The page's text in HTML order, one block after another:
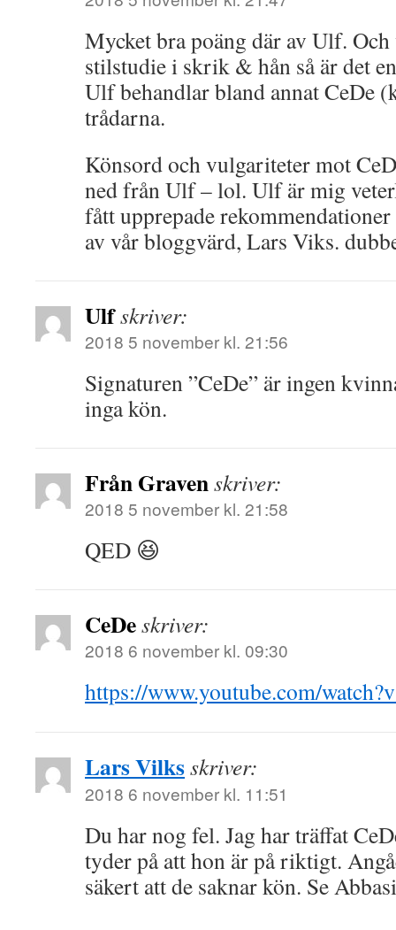
Mycket bra poäng där av Ulf.
stilstudie i skrik & hån så är det
Ulf behandlar bland annat CeDe
trådarna.
Könsord och vulgariteter mot
ned från Ulf – lol. Ulf är mig
fått upprepade
av vår bloggvärd, Lars Viks.
Ulfskriver:
2018 5 november kl. 21:56
Signaturen ”CeDe” är ingen
inga kön.
Från Gravenskriver:
2018 5 november kl. 21:58
QED 😆
CeDeskriver:
2018 6 november kl. 09:30
https://www.youtube.com/
Lars Vilksskriver:
2018 6 november kl. 11:51
Du har nog fel. Jag har träffat
tyder på att hon är på riktigt.
säkert att de saknar kön. Se